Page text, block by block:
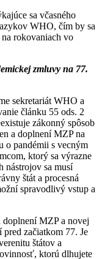
sa včasného
WHO, čím by sa
rokovaniach vo
zmluvy na 77.
sekretariát WHO a
článku 55 ods. 2
zákonný spôsob
a doplnení MZP na
o pandémii s vecným
ktorý sa výrazne
nástrojov sa musí
štát a procesná
spravodlivý vstup a
doplnení MZP a novej
začiatkom 77. Je
štátov a
ktorú dlhujete